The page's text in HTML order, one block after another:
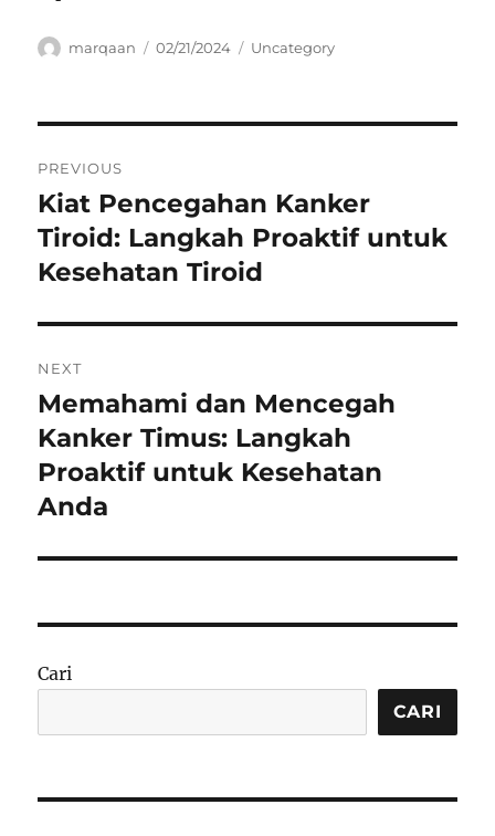
Author
marqaan
Posted
02/21/2024 Categories
Uncategory
pos
PREVIOUS
Previous
post:
Kiat Pencegahan Kanker
Tiroid: Langkah Proaktif untuk
Kesehatan Tiroid
NEXT
Next
post:
Memahami dan Mencegah
Kanker Timus: Langkah
Proaktif untuk Kesehatan
Anda
Cari
CARI